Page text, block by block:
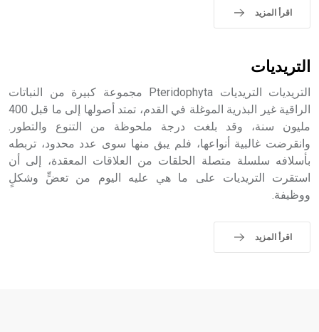
اقرأ المزيد
التريديات
التريديات التريديات Pteridophyta مجموعة كبيرة من النباتات
الراقية غير البذرية الموغلة في القدم، تمتد أصولها إلى ما قبل 400
مليون سنة، وقد بلغت درجة ملحوظة من التنوع والتطور.
وانقرضت غالبية أنواعها، فلم يبق منها سوى عدد محدود، تربطه
بأسلافه سلسلة متصلة الحلقات من العلاقات المعقدة، إلى أن
استقرت التريديات على ما هي عليه اليوم من تعضٍّ وشكلٍ
ووظيفة.
اقرأ المزيد